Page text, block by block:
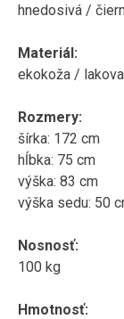
hnedosivá /
Materiál:
ekokoža /
Rozmery:
šírka: 172 cm
hĺbka: 75 cm
výška: 83 cm
výška sedu: 50
Nosnosť:
100 kg
Hmotnosť: